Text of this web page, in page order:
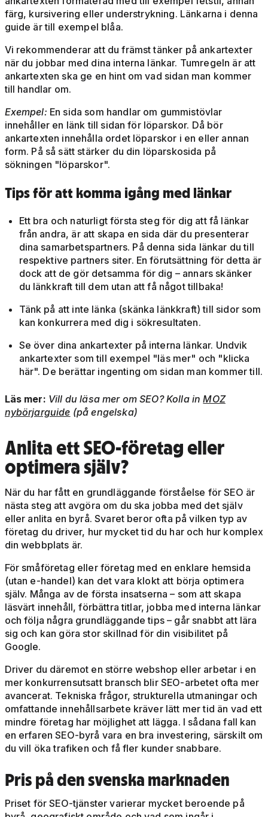
färg, kursivering eller understrykning. Länkarna i denna
guide är till exempel blåa.
Vi rekommenderar att du främst tänker på ankartexter
när du jobbar med dina interna länkar. Tumregeln är att
ankartexten ska ge en hint om vad sidan man kommer
till handlar om.
Exempel: En sida som handlar om gummistövlar
innehåller en länk till sidan för löparskor. Då bör
ankartexten innehålla ordet löparskor i en eller annan
form. På så sätt stärker du din löparskosida på
sökningen "löparskor".
Tips för att komma igång med länkar
Ett bra och naturligt första steg för dig att få länkar
från andra, är att skapa en sida där du presenterar
dina samarbetspartners. På denna sida länkar du till
respektive partners siter. En förutsättning för detta är
dock att de gör detsamma för dig – annars skänker
du länkkraft till dem utan att få något tillbaka!
Tänk på att inte länka (skänka länkkraft) till sidor som
kan konkurrera med dig i sökresultaten.
Se över dina ankartexter på interna länkar. Undvik
ankartexter som till exempel "läs mer" och "klicka
här". De berättar ingenting om sidan man kommer till.
Läs mer: Vill du läsa mer om SEO? Kolla inMOZ
nybörjarguide (på engelska)
Anlita ett SEO-företag eller
optimera själv?
När du har fått en grundläggande förståelse för SEO är
nästa steg att avgöra om du ska jobba med det själv
eller anlita en byrå. Svaret beror ofta på vilken typ av
företag du driver, hur mycket tid du har och hur komplex
din webbplats är.
För småföretag eller företag med en enklare hemsida
(utan e-handel) kan det vara klokt att börja optimera
själv. Många av de första insatserna – som att skapa
läsvärt innehåll, förbättra titlar, jobba med interna länkar
och följa några grundläggande tips – går snabbt att lära
sig och kan göra stor skillnad för din visibilitet på
Google.
Driver du däremot en större webshop eller arbetar i en
mer konkurrensutsatt bransch blir SEO-arbetet ofta mer
avancerat. Tekniska frågor, strukturella utmaningar och
omfattande innehållsarbete kräver lätt mer tid än vad ett
mindre företag har möjlighet att lägga. I sådana fall kan
en erfaren SEO-byrå vara en bra investering, särskilt om
du vill öka trafiken och få fler kunder snabbare.
Pris på den svenska marknaden
Priset för SEO-tjänster varierar mycket beroende på